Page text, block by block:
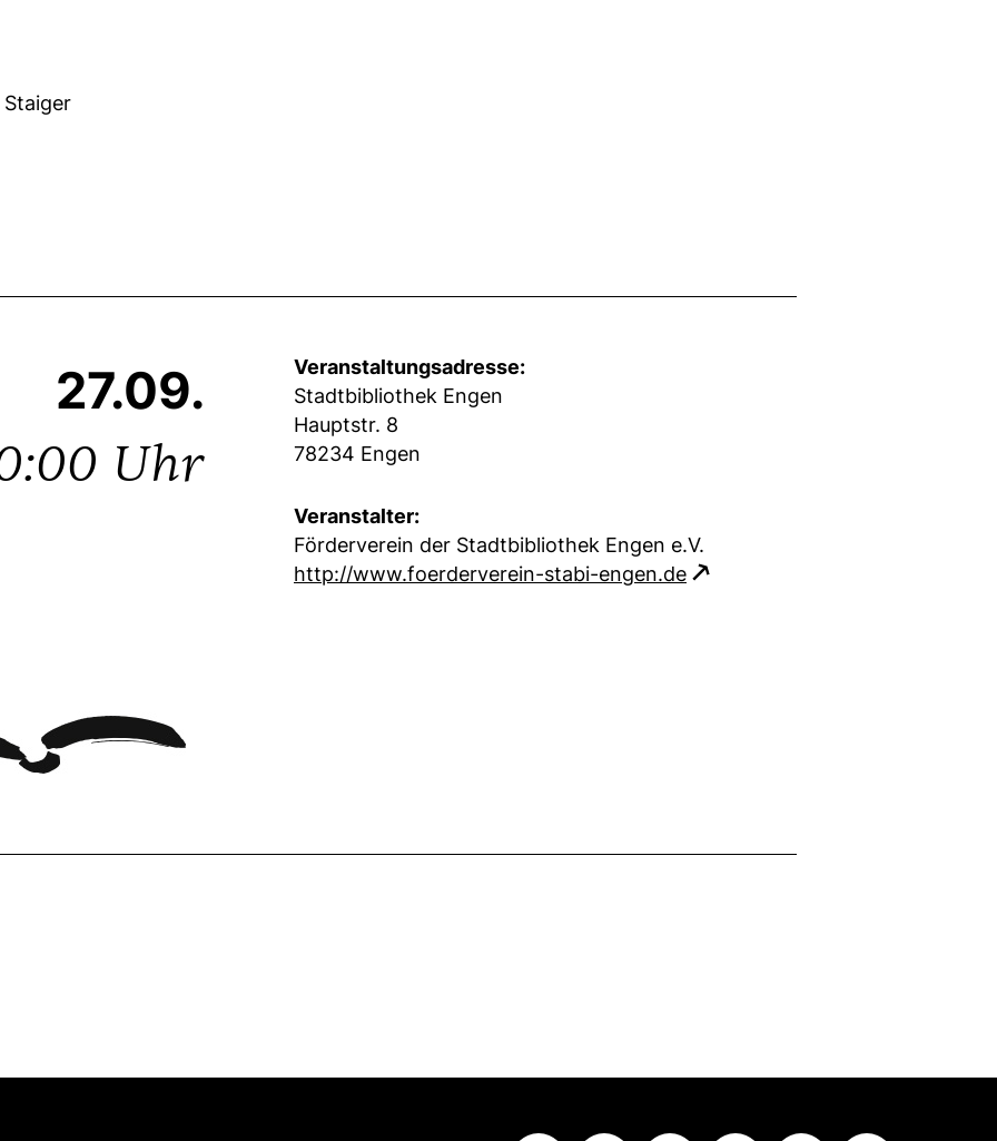
27.09.
Uhr
Veranstaltungsadresse:
Stadtbibliothek Engen
Hauptstr. 8
78234 Engen
Veranstalter:
Förderverein der Stadtbibliothek Engen e.V.
http://www.foerderverein-stabi-engen.de